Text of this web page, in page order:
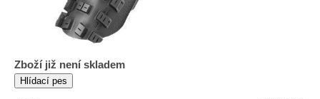
Zboží již není skladem